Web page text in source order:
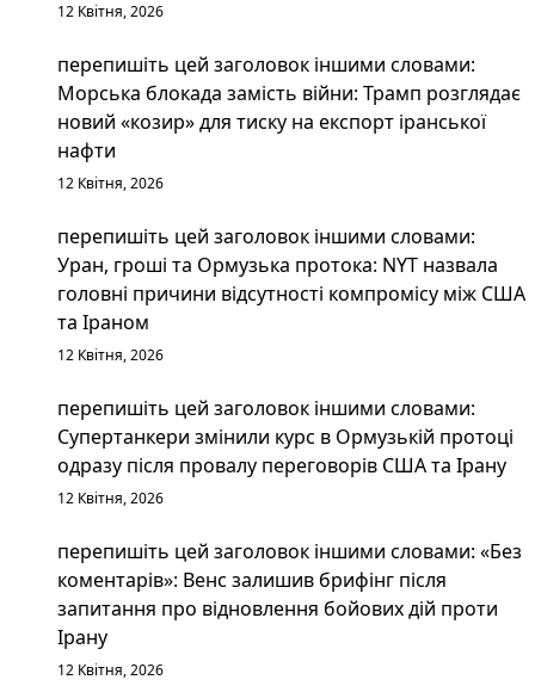
12 Квітня, 2026
перепишіть цей заголовок іншими словами:
Морська блокада замість війни: Трамп розглядає
новий «козир» для тиску на експорт іранської
нафти
12 Квітня, 2026
перепишіть цей заголовок іншими словами:
Уран, гроші та Ормузька протока: NYT назвала
головні причини відсутності компромісу між США
та Іраном
12 Квітня, 2026
перепишіть цей заголовок іншими словами:
Супертанкери змінили курс в Ормузькій протоці
одразу після провалу переговорів США та Ірану
12 Квітня, 2026
перепишіть цей заголовок іншими словами: «Без
коментарів»: Венс залишив брифінг після
запитання про відновлення бойових дій проти
Ірану
12 Квітня, 2026